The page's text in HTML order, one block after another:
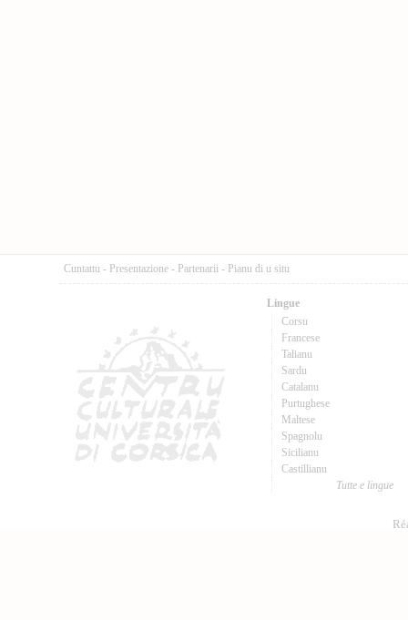
Cuntattu - Presentazione - Partenarii - Pianu di u situ
Lingue
Corsu
Francese
Talianu
Sardu
Catalanu
Purtughese
Maltese
Spagnolu
Sicilianu
Castillianu
Tutte e lingue